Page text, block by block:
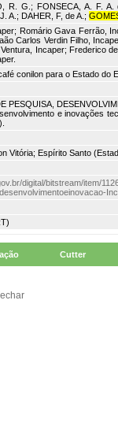
R. G.; FONSECA, A. F.
A.; DAHER, F, de A.;
Romário Gava Ferrão,
Carlos Verdin Filho,
Incaper; Frederico
conilon para o Estado do
PESQUISA,
e inovações
Vitória; Espírito Santo
digital/bitstream/item/
Cutter